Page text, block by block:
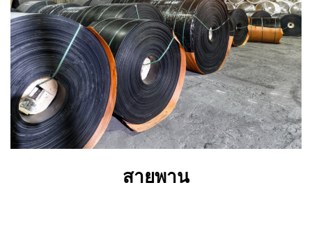
สายพาน